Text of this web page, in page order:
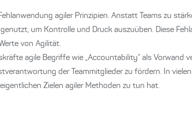
agiler Prinzipien. Anstatt Teams zu
um Kontrolle und Druck auszuüben. Diese
von Agilität.
agile Begriffe wie „Accountability“ als Vorwand
der Teammitglieder zu fördern. In
Zielen agiler Methoden zu tun hat.